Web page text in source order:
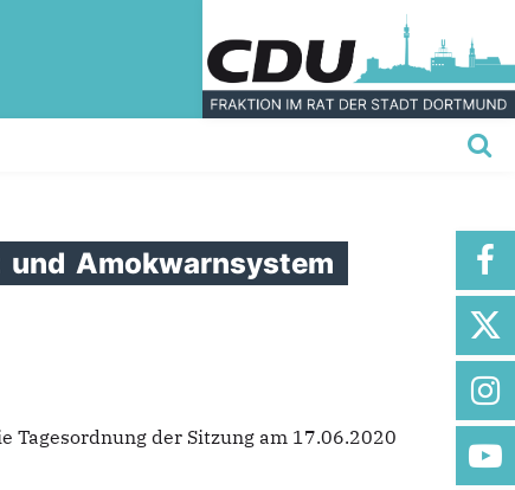
und Amokwarnsystem
der Sitzung am 17.06.2020